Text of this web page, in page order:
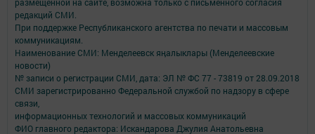
размещенной на сайте, возможна только с письменного согласия
редакций СМИ.
При поддержке Республиканского агентства по печати и массовым
коммуникациям.
Наименование СМИ: Менделеевск яӊалыклары (Менделеевские
новости)
№ записи о регистрации СМИ, дата: ЭЛ № ФС 77 - 73819 от 28.09.2018
СМИ зарегистрированно Федеральной службой по надзору в сфере
связи,
информационных технологий и массовых коммуникаций
ФИО главного редактора: Искандарова Джулия Анатольевна